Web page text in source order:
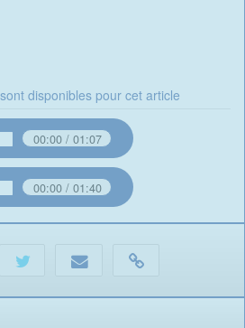
disponibles pour cet article
00:00 01:07
00:00 01:40